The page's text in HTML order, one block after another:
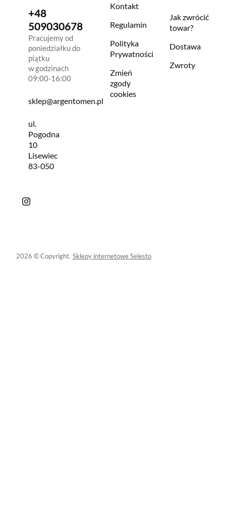
+48
509030678
Pracujemy od
poniedziałku do
piątku
w godzinach
09:00-16:00
sklep@argentomen.pl
ul.
Pogodna
10
Lisewiec
83-050
Kontakt
Regulamin
Polityka
Prywatności
Zmień
zgody
cookies
Jak zwrócić
towar?
Dostawa
Zwroty
2026 © Copyright. Sklepy internetowe Selesto